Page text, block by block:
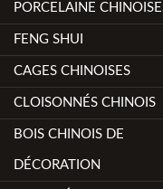
PORCELAINE
FENG SHUI
CAGES CHINOISES
CLOISONNÉS CHINOIS
BOIS CHINOIS DE
DÉCORATION